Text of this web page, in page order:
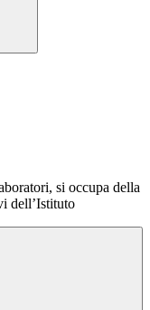
si occupa della
dell’Istituto